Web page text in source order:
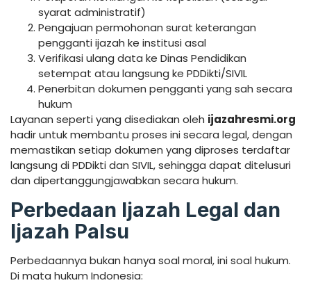
syarat administratif)
Pengajuan permohonan surat keterangan
pengganti ijazah ke institusi asal
Verifikasi ulang data ke Dinas Pendidikan
setempat atau langsung ke PDDikti/SIVIL
Penerbitan dokumen pengganti yang sah secara
hukum
Layanan seperti yang disediakan oleh ijazahresmi.org
hadir untuk membantu proses ini secara legal, dengan
memastikan setiap dokumen yang diproses terdaftar
langsung di PDDikti dan SIVIL, sehingga dapat ditelusuri
dan dipertanggungjawabkan secara hukum.
Perbedaan Ijazah Legal dan
Ijazah Palsu
Perbedaannya bukan hanya soal moral, ini soal hukum.
Di mata hukum Indonesia: